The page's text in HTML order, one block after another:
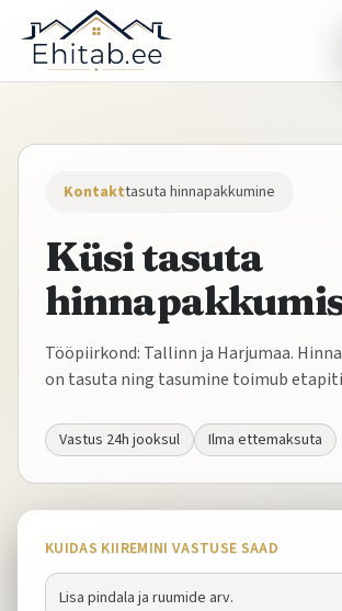
Kontakttasuta hinnapakkumine
Küsi tasuta
Tööpiirkond: Tallinn ja Harjumaa.
on tasuta ning tasumine toimub
Vastus 24h jooksul Ilma ettemaksuta
KUIDAS KIIREMINI VASTUSE SAAD
Lisa pindala ja ruumide arv.